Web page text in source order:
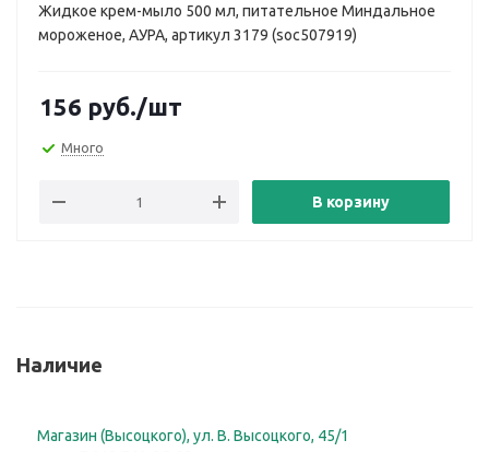
Жидкое крем-мыло 500 мл, питательное Миндальное
мороженое, АУРА, артикул 3179 (soc507919)
156 руб./шт
Много
В корзину
Наличие
Магазин (Высоцкого), ул. ​В. Высоцкого, 45/1